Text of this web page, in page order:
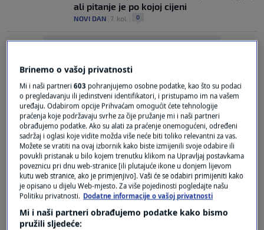
ali pitanje je po kojoj cijeni
NOVI DAN 7. kol. 0
Oglas
ANALIZA
Jakovina o posjetu Zelenskog Srbiji: "Još
se nije odlučilo na koju stranu se ide"
NOVI DAN
Brinemo o vašoj privatnosti
Mi i naši partneri603 pohranjujemo osobne podatke, kao što su podaci
o pregledavanju ili jedinstveni identifikatori, i pristupamo im na vašem
uređaju. Odabirom opcije Prihvaćam omogućit ćete tehnologije
praćenja koje podržavaju svrhe za čije pružanje mi i naši partneri
obrađujemo podatke. Ako su alati za praćenje onemogućeni, određeni
sadržaj i oglasi koje vidite možda više neće biti toliko relevantni za vas.
Možete se vratiti na ovaj izbornik kako biste izmijenili svoje odabire ili
povukli pristanak u bilo kojem trenutku klikom na Upravljaj postavkama
poveznicu pri dnu web-stranice [ili plutajuće ikone u donjem lijevom
kutu web stranice, ako je primjenjivo]. Vaši će se odabiri primijeniti kako
je opisano u dijelu Web-mjesto. Za više pojedinosti pogledajte našu
Politiku privatnosti. Dodatne informacije o vašoj privatnosti
Mi i naši partneri obrađujemo podatke kako bismo
pružili sljedeće: